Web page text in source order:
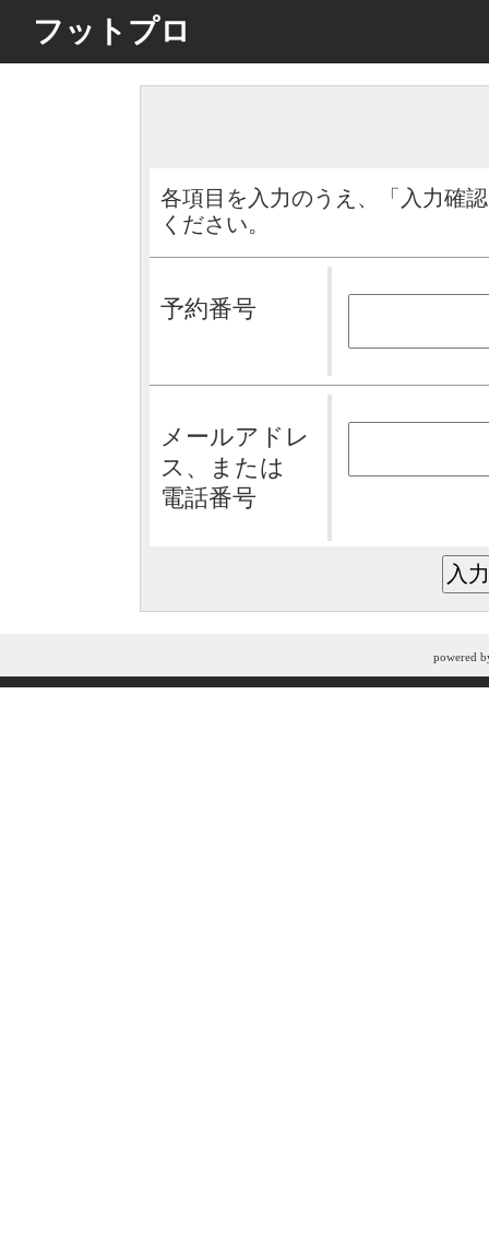
フットプロ
各項目を入力のうえ、「入力確
ください。
予約番号
メールアドレ
ス、または
電話番号
powered